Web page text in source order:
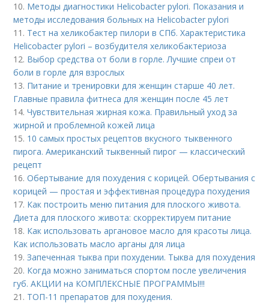
10. Методы диагностики Helicobacter pylori. Показания и
методы исследования больных на Helicobacter pylori
11. Тест на хеликобактер пилори в СПб. Характеристика
Helicobacter pylori – возбудителя хеликобактериоза
12. Выбор средства от боли в горле. Лучшие спреи от
боли в горле для взрослых
13. Питание и тренировки для женщин старше 40 лет.
Главные правила фитнеса для женщин после 45 лет
14.Чувствительная жирная кожа. Правильный уход за
жирной и проблемной кожей лица
15. 10 самых простых рецептов вкусного тыквенного
пирога. Американский тыквенный пирог — классический
рецепт
16.Обертывание для похудения с корицей. Обертывания с
корицей — простая и эффективная процедура похудения
17. Как построить меню питания для плоского живота.
Диета для плоского живота: скорректируем питание
18. Как использовать аргановое масло для красоты лица.
Как использовать масло арганы для лица
19.Запеченная тыква при похудении. Тыква для похудения
20. Когда можно заниматься спортом после увеличения
губ. АКЦИИ на КОМПЛЕКСНЫЕ ПРОГРАММЫ!!!
21. ТОП-11 препаратов для похудения.